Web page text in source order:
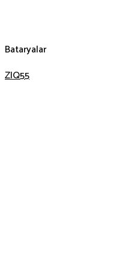
Bataryalar
ZIQ55